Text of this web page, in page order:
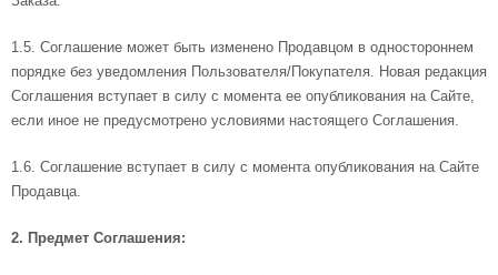
1.5. Соглашение может быть изменено Продавцом в одностороннем
порядке без уведомления Пользователя/Покупателя. Новая редакция
Соглашения вступает в силу с момента ее опубликования на Сайте,
если иное не предусмотрено условиями настоящего Соглашения.
1.6. Соглашение вступает в силу с момента опубликования на Сайте
Продавца.
2. Предмет Соглашения: